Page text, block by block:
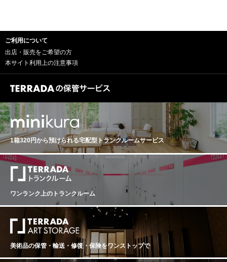
S VIGNES ドメーヌ・ポンソ モレ・サン・ドニ プルミ
エ・クリュ クロ・デ・モン・リュイザン ヴィエーヌ・ヴ
ィーヌ 生産地：フランス ブルゴーニュ コート・ド・ニ
T DENIS ぶどう品種：アリゴテ 100% アルコール度数：
2-94) ポイント The Wine Advocate RP (92-94) Reviewe
d by: William Kelley Release Price: NA Drink Date: N/A A
romas of citrus oil, confit lemon and freshly baked bread i
ntroduce the 2020 Morey-Saint-Denis 1er Cru Clos des
Monts Luisants Blanc, a medium to full-bodied, taut and i
nactive wine that's racy and concentrated, concluding wit
h a long, mineral finish. The 2020 vintage at Domaine Po
nsot marks the first time in history that this estate has beg
un the harvest in the month of August. Coming in at betw
een 13.5% and 14% alcohol, these are powerful, concen
trated Burgundies with deep, saturated hues, vibrant aci
ds and serious musculature, and they will demand some
bottle age. The 2019s, revisited from bottle, are also rich,
lavish wines, bursting with fruit that almost conceals seri
ous structure that will also reward patience. Published: J
an 21, 2022
ン・ポンソと同じ哲学をもち、スタイルに変化はありま
くに理解しづらい印象を受けますが、理想の状態で熟成
させたワインは驚くべき色香を放ち、その状態は20年も
年までシャペル・シャンベルタンのブドウは他所に売ら
のシャペルは堅牢なスタイルで、これぞジュヴレ・シャ
ンベルタンのグラン・クリュというべき1本です。 輸入
代理店：土浦鈴木屋 熟成ワインのコルクは柔らかく折れ
やすいです。開栓時はご注意下さい。 経年により、ボト
ルやキャップシール、ラベルなどに多少の汚れなどの付
着があるものがございます。 ご了承の上、お買い求め下
さい。 注意事項 こちらの商品の特性上（外観・コルク・
状態）に関連する返品や返金は承っておりません。 ご質
問やご不明点などにつきましては、ご購入前にお問い合
わせ頂けますようお願い申し上げます。 画像など、ご希
望に応じて可能な限り商品の情報を提供させて頂きま
す。 発送後の返品や返金は対応いたしかねますので、ご
理解ご了承の旨お買い求めください。
ご利用について
出店・販売をご希望の方
本サイト利用上の注意事項
1箱320円から預けられる宅配型トランクルームサービス
ワンランク上のトランクルーム
美術品の保管・輸送・修復・保険をワンストップで